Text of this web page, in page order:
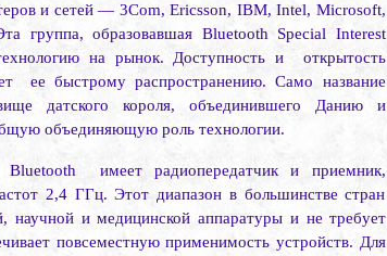
и сетей — 3Com,Ericsson, IBM,Intel, Microsoft,
группа, образовавшая Bluetooth Special
Interest
на рынок. Доступность и
открытость
ее быстрому распространению. Само название
датского короля, объединившего Данию и
объединяющую роль технологии.
Bluetooth
имеет радиопередатчик и приемник,
2,4 ГГц. Этот диапазон в большинстве стран
научной и медицинской аппаратуры и не требует
повсеместную применимость устройств. Для